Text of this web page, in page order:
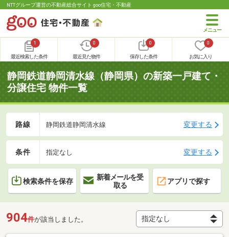
NTTグループ運営の不動産総合サイト goo住宅・不動産
1
最近検索した条件
0
最近見た物件
0
保存した条件
0
お気に入り
静岡鉄道静岡清水線（静岡県）の新築一戸建て・
分譲住宅 物件一覧
路線 静岡鉄道静岡清水線 変更する
条件 指定なし 変更する
検索条件を保存
新着メールを受
取る
アプリで探す
904件が該当しました。